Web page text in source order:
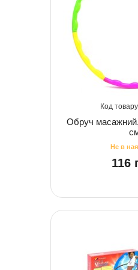
Обруч
116